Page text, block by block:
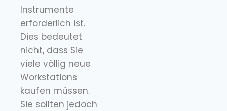
Instrumente
erforderlich ist.
Dies bedeutet
nicht, dass Sie
viele völlig neue
Workstations
kaufen müssen.
Sie sollten jedoch